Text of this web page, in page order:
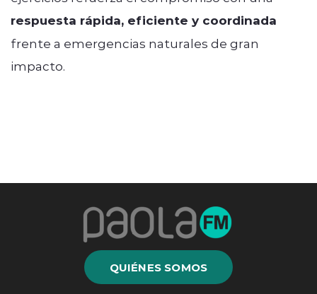
respuesta rápida, eficiente y coordinada
frente a emergencias naturales de gran
impacto.
QUIÉNES SOMOS